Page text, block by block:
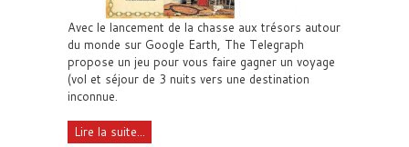
Avec le lancement de la chasse aux trésors autour
du monde sur Google Earth, The Telegraph
propose un jeu pour vous faire gagner un voyage
(vol et séjour de 3 nuits vers une destination
inconnue.
Lire la suite...